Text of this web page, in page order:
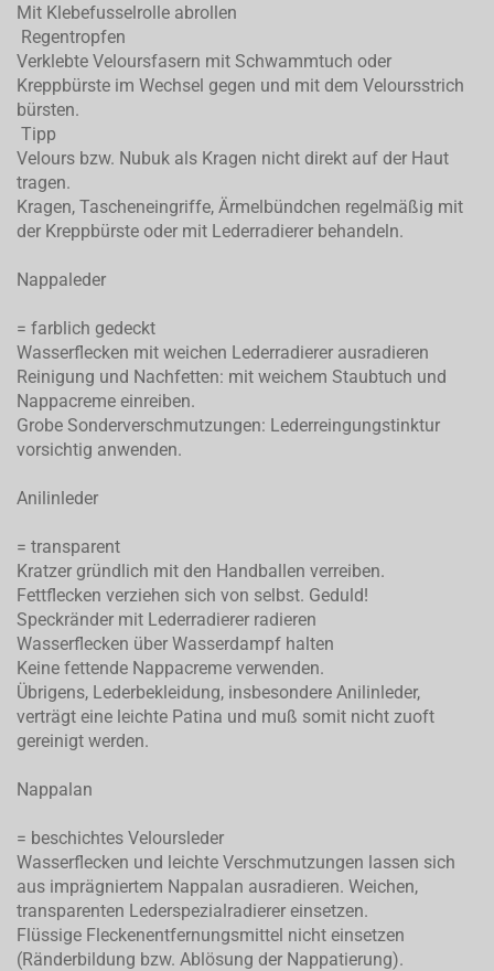
Mit Klebefusselrolle abrollen
Regentropfen
Verklebte Veloursfasern mit Schwammtuch oder
Kreppbürste im Wechsel gegen und mit dem Veloursstrich
bürsten.
Tipp
Velours bzw. Nubuk als Kragen nicht direkt auf der Haut
tragen.
Kragen, Tascheneingriffe, Ärmelbündchen regelmäßig mit
der Kreppbürste oder mit Lederradierer behandeln.
Nappaleder
= farblich gedeckt
Wasserflecken mit weichen Lederradierer ausradieren
Reinigung und Nachfetten: mit weichem Staubtuch und
Nappacreme einreiben.
Grobe Sonderverschmutzungen: Lederreingungstinktur
vorsichtig anwenden.
Anilinleder
= transparent
Kratzer gründlich mit den Handballen verreiben.
Fettflecken verziehen sich von selbst. Geduld!
Speckränder mit Lederradierer radieren
Wasserflecken über Wasserdampf halten
Keine fettende Nappacreme verwenden.
Übrigens, Lederbekleidung, insbesondere Anilinleder,
verträgt eine leichte Patina und muß somit nicht zuoft
gereinigt werden.
Nappalan
= beschichtes Veloursleder
Wasserflecken und leichte Verschmutzungen lassen sich
aus imprägniertem Nappalan ausradieren. Weichen,
transparenten Lederspezialradierer einsetzen.
Flüssige Fleckenentfernungsmittel nicht einsetzen
(Ränderbildung bzw. Ablösung der Nappatierung).